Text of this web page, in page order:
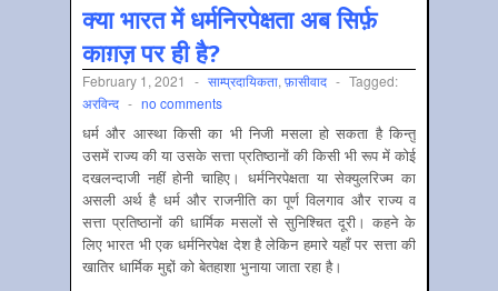
क्या भारत में धर्मनिरपेक्षता अब सिर्फ़
काग़ज़ पर ही है?
February 1, 2021 - साम्‍प्रदायिकता, फ़ासीवाद - Tagged:
अरविन्द - no comments
धर्म और आस्था किसी का भी निजी मसला हो सकता है किन्तु
उसमें राज्य की या उसके सत्ता प्रतिष्ठानों की किसी भी रूप में कोई
दखलन्दाजी नहीं होनी चाहिए। धर्मनिरपेक्षता या सेक्युलरिज्म का
असली अर्थ है धर्म और राजनीति का पूर्ण विलगाव और राज्य व
सत्ता प्रतिष्ठानों की धार्मिक मसलों से सुनिश्चित दूरी। कहने के
लिए भारत भी एक धर्मनिरपेक्ष देश है लेकिन हमारे यहाँ पर सत्ता की
खातिर धार्मिक मुद्दों को बेतहाशा भुनाया जाता रहा है।